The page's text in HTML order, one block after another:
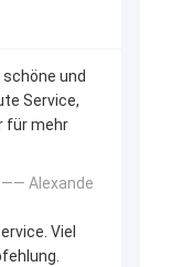
und
Service,
für mehr
—— Alexande
Viel